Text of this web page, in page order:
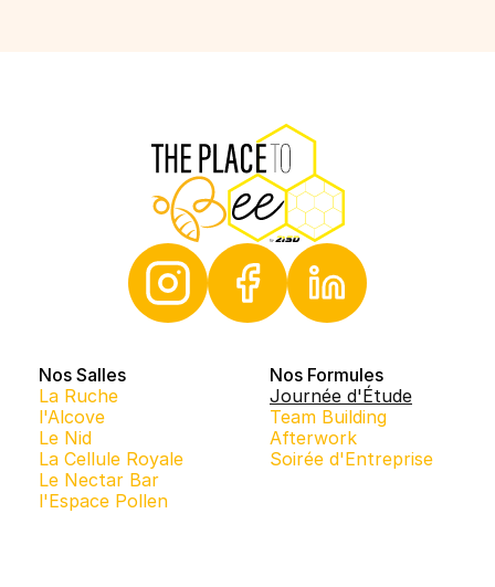
Nos Salles
La Ruche
l'Alcove
Le Nid
La Cellule Royale
Le Nectar Bar
l'Espace Pollen
Nos Formules
Journée d'Étude
Team Building
Afterwork
Soirée d'Entreprise